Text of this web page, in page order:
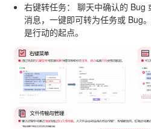
右键转任务： 聊天中确认的 Bug
消息，一键即可转为任务或 Bug
是行动的起点。